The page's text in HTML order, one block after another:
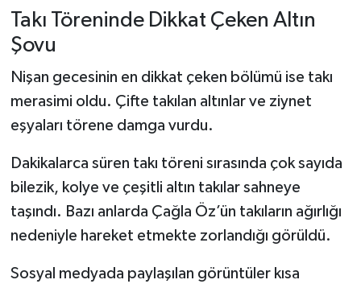
Takı Töreninde Dikkat Çeken Altın
Şovu
Nişan gecesinin en dikkat çeken bölümü ise takı
merasimi oldu. Çifte takılan altınlar ve ziynet
eşyaları törene damga vurdu.
Dakikalarca süren takı töreni sırasında çok sayıda
bilezik, kolye ve çeşitli altın takılar sahneye
taşındı. Bazı anlarda Çağla Öz’ün takıların ağırlığı
nedeniyle hareket etmekte zorlandığı görüldü.
Sosyal medyada paylaşılan görüntüler kısa